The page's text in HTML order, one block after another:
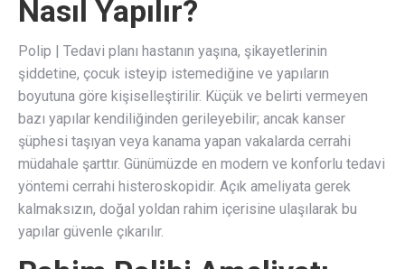
Nasıl Yapılır?
Polip | Tedavi planı hastanın yaşına, şikayetlerinin
şiddetine, çocuk isteyip istemediğine ve yapıların
boyutuna göre kişiselleştirilir. Küçük ve belirti vermeyen
bazı yapılar kendiliğinden gerileyebilir; ancak kanser
şüphesi taşıyan veya kanama yapan vakalarda cerrahi
müdahale şarttır. Günümüzde en modern ve konforlu tedavi
yöntemi cerrahi histeroskopidir. Açık ameliyata gerek
kalmaksızın, doğal yoldan rahim içerisine ulaşılarak bu
yapılar güvenle çıkarılır.